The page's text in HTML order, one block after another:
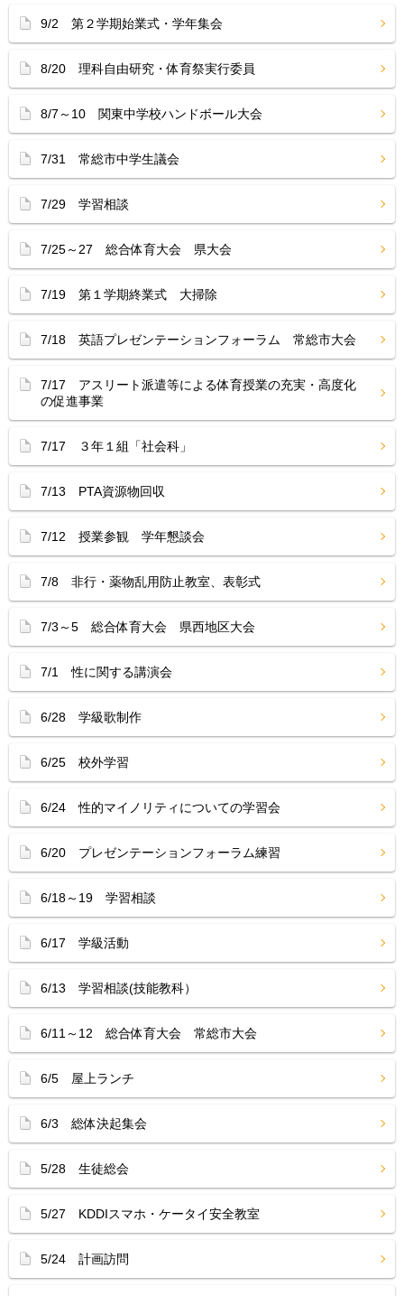
9/2 第２学期始業式・学年集会
8/20 理科自由研究・体育祭実行委員
8/7～10 関東中学校ハンドボール大会
7/31 常総市中学生議会
7/29 学習相談
7/25～27 総合体育大会 県大会
7/19 第１学期終業式 大掃除
7/18 英語プレゼンテーションフォーラム 常総市大会
7/17 アスリート派遣等による体育授業の充実・高度化
の促進事業
7/17 ３年１組「社会科」
7/13 PTA資源物回収
7/12 授業参観 学年懇談会
7/8 非行・薬物乱用防止教室、表彰式
7/3～5 総合体育大会 県西地区大会
7/1 性に関する講演会
6/28 学級歌制作
6/25 校外学習
6/24 性的マイノリティについての学習会
6/20 プレゼンテーションフォーラム練習
6/18～19 学習相談
6/17 学級活動
6/13 学習相談(技能教科）
6/11～12 総合体育大会 常総市大会
6/5 屋上ランチ
6/3 総体決起集会
5/28 生徒総会
5/27 KDDIスマホ・ケータイ安全教室
5/24 計画訪問